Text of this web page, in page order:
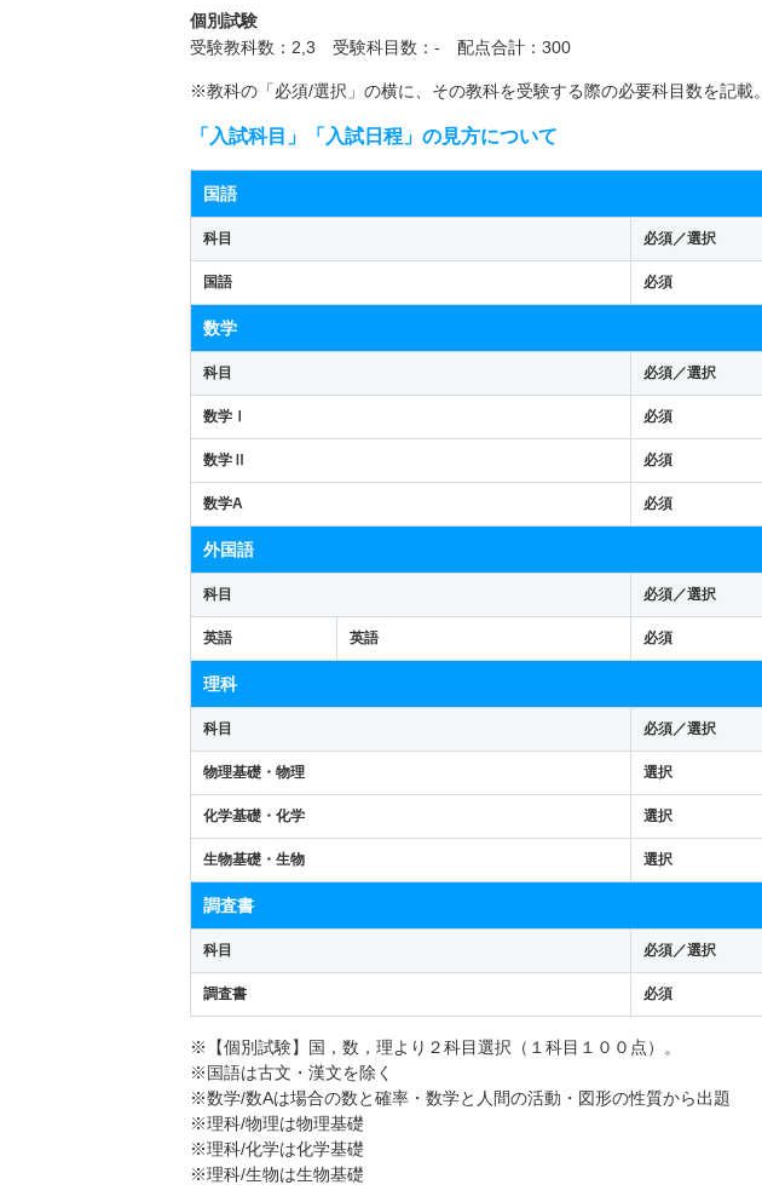
個別試験
受験教科数：2,3 受験科目数：- 配点合計：300
※教科の「必須/選択」の横に、その教科を受験する際の必要科目数を記載。
「入試科目」「入試日程」の見方について
国語
科目 必須／選択
国語 必須
数学
科目 必須／選択
数学Ⅰ 必須
数学Ⅱ 必須
数学A 必須
外国語
科目 必須／選択
英語 英語 必須
理科
科目 必須／選択
物理基礎・物理 選択
化学基礎・化学 選択
生物基礎・生物 選択
調査書
科目 必須／選択
調査書 必須
※【個別試験】国，数，理より２科目選択（１科目１００点）。
※国語は古文・漢文を除く
※数学/数Aは場合の数と確率・数学と人間の活動・図形の性質から出題
※理科/物理は物理基礎
※理科/化学は化学基礎
※理科/生物は生物基礎